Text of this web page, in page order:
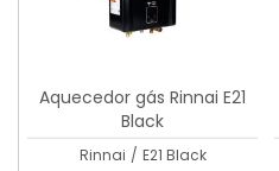
Aquecedor gás Rinnai E21
Black
Rinnai / E21 Black